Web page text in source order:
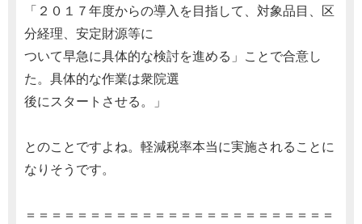
「２０１７年度からの導入を目指して、対象品目、区
分経理、安定財源等に
ついて早急に具体的な検討を進める」ことで合意し
た。具体的な作業は衆院選
後にスタートさせる。」
とのことですよね。軽減税率本当に実施されることに
なりそうです。
＝＝＝＝＝＝＝＝＝＝＝＝＝＝＝＝＝＝＝＝＝＝＝＝